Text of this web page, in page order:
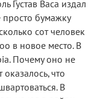
Густав Васа издал
просто бумажку
сот человек
в новое место. В
Почему оно не
что
В